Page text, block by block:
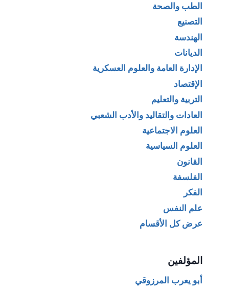
الطب والصحة
التصنيع
الهندسة
الديانات
الإدارة العامة والعلوم العسكرية
الإقتصاد
التربية والتعليم
العادات والتقاليد والأدب الشعبي
العلوم الاجتماعية
العلوم السياسية
القانون
الفلسفة
الفكر
علم النفس
عرض كل الأقسام
المؤلفين
أبو يعرب المرزوقي